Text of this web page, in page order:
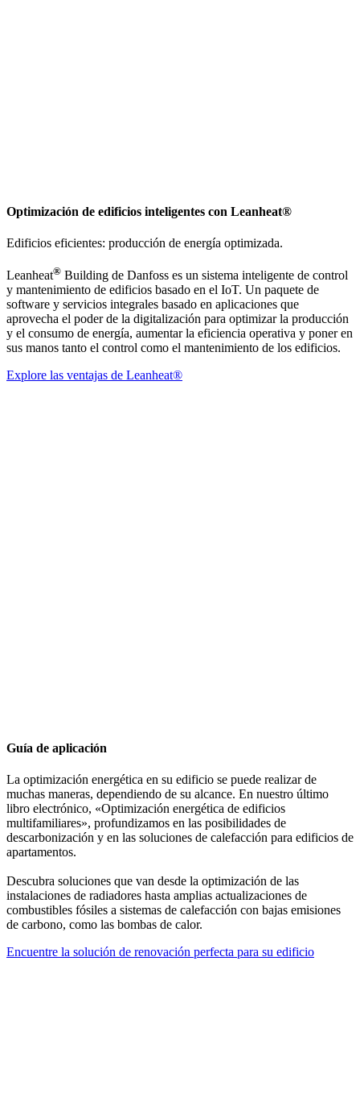
Optimización de edificios inteligentes con Leanheat®
Edificios eficientes: producción de energía optimizada.
Leanheat® Building de Danfoss es un sistema inteligente de control
y mantenimiento de edificios basado en el IoT. Un paquete de
software y servicios integrales basado en aplicaciones que
aprovecha el poder de la digitalización para optimizar la producción
y el consumo de energía, aumentar la eficiencia operativa y poner en
sus manos tanto el control como el mantenimiento de los edificios.
Explore las ventajas de Leanheat®
Guía de aplicación
La optimización energética en su edificio se puede realizar de
muchas maneras, dependiendo de su alcance. En nuestro último
libro electrónico, «Optimización energética de edificios
multifamiliares», profundizamos en las posibilidades de
descarbonización y en las soluciones de calefacción para edificios de
apartamentos.
Descubra soluciones que van desde la optimización de las
instalaciones de radiadores hasta amplias actualizaciones de
combustibles fósiles a sistemas de calefacción con bajas emisiones
de carbono, como las bombas de calor.
Encuentre la solución de renovación perfecta para su edificio